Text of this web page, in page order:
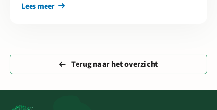
Lees meer
Terug naar het overzicht